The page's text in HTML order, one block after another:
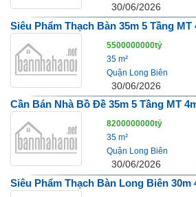
30/06/2026
Siêu Phẩm Thạch Bàn 35m 5 Tầng MT
5500000000tỷ
35 m²
Quận Long Biên
30/06/2026
Cần Bán Nhà Bồ Đề 35m 5 Tầng MT
8200000000tỷ
35 m²
Quận Long Biên
30/06/2026
Siêu Phẩm Thạch Bàn Long Biên 30m